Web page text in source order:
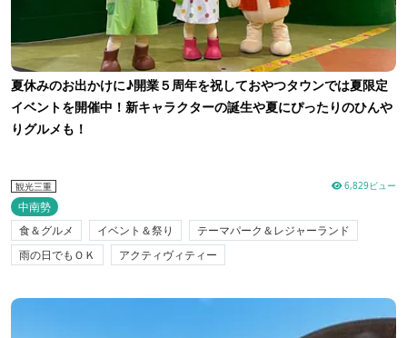
夏休みのお出かけに♪開業５周年を祝しておやつタウンでは夏限定
イベントを開催中！新キャラクターの誕生や夏にぴったりのひんや
りグルメも！
観光三重 6,829ビュー
中南勢
食＆グルメ
イベント＆祭り
テーマパーク＆レジャーランド
雨の日でもＯＫ
アクティヴィティー